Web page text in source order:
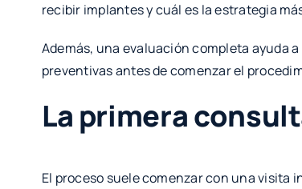
recibir implantes y cuál es la estrategia
Además, una evaluación completa ayuda
preventivas antes de comenzar el
La primera
El proceso suele comenzar con una visita